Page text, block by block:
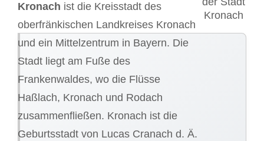
Kronach ist die Kreisstadt des
oberfränkischen Landkreises Kronach
und ein Mittelzentrum in Bayern. Die
Stadt liegt am Fuße des
Frankenwaldes, wo die Flüsse
Haßlach, Kronach und Rodach
zusammenfließen. Kronach ist die
Geburtsstadt von Lucas Cranach d. Ä.